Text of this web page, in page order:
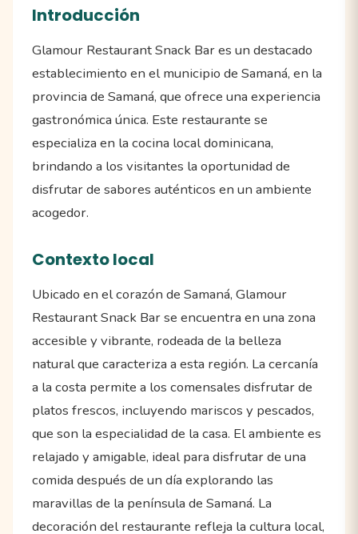
Introducción
Glamour Restaurant Snack Bar es un destacado
establecimiento en el municipio de Samaná, en la
provincia de Samaná, que ofrece una experiencia
gastronómica única. Este restaurante se
especializa en la cocina local dominicana,
brindando a los visitantes la oportunidad de
disfrutar de sabores auténticos en un ambiente
acogedor.
Contexto local
Ubicado en el corazón de Samaná, Glamour
Restaurant Snack Bar se encuentra en una zona
accesible y vibrante, rodeada de la belleza
natural que caracteriza a esta región. La cercanía
a la costa permite a los comensales disfrutar de
platos frescos, incluyendo mariscos y pescados,
que son la especialidad de la casa. El ambiente es
relajado y amigable, ideal para disfrutar de una
comida después de un día explorando las
maravillas de la península de Samaná. La
decoración del restaurante refleja la cultura local,